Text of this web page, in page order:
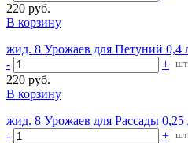
220 руб.
В корзину
жид. 8 Урожаев для Петуний
-
+ шт.
220 руб.
В корзину
жид. 8 Урожаев для Рассады
-
+ шт.